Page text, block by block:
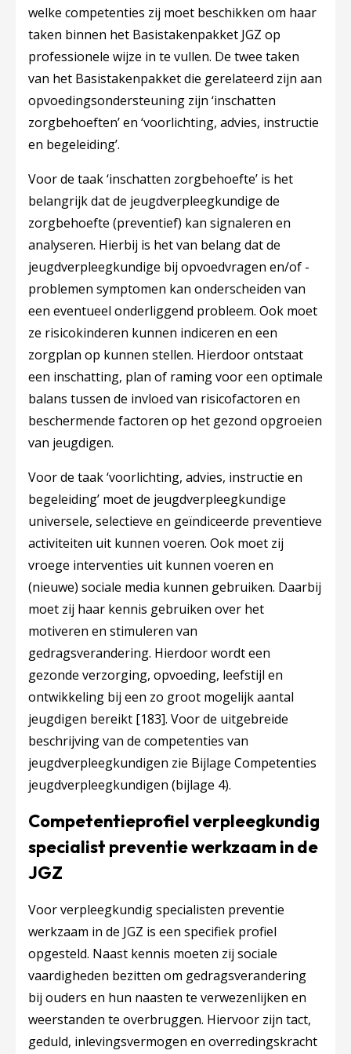
welke competenties zij moet beschikken om haar
taken binnen het Basistakenpakket JGZ op
professionele wijze in te vullen. De twee taken
van het Basistakenpakket die gerelateerd zijn aan
opvoedingsondersteuning zijn ‘inschatten
zorgbehoeften’ en ‘voorlichting, advies, instructie
en begeleiding’.
Voor de taak ‘inschatten zorgbehoefte’ is het
belangrijk dat de jeugdverpleegkundige de
zorgbehoefte (preventief) kan signaleren en
analyseren. Hierbij is het van belang dat de
jeugdverpleegkundige bij opvoedvragen en/of -
problemen symptomen kan onderscheiden van
een eventueel onderliggend probleem. Ook moet
ze risicokinderen kunnen indiceren en een
zorgplan op kunnen stellen. Hierdoor ontstaat
een inschatting, plan of raming voor een optimale
balans tussen de invloed van risicofactoren en
beschermende factoren op het gezond opgroeien
van jeugdigen.
Voor de taak ‘voorlichting, advies, instructie en
begeleiding’ moet de jeugdverpleegkundige
universele, selectieve en geïndiceerde preventieve
activiteiten uit kunnen voeren. Ook moet zij
vroege interventies uit kunnen voeren en
(nieuwe) sociale media kunnen gebruiken. Daarbij
moet zij haar kennis gebruiken over het
motiveren en stimuleren van
gedragsverandering. Hierdoor wordt een
gezonde verzorging, opvoeding, leefstijl en
ontwikkeling bij een zo groot mogelijk aantal
jeugdigen bereikt [183]. Voor de uitgebreide
beschrijving van de competenties van
jeugdverpleegkundigen zie Bijlage Competenties
jeugdverpleegkundigen (bijlage 4).
Competentieprofiel verpleegkundig
specialist preventie werkzaam in de
JGZ
Voor verpleegkundig specialisten preventie
werkzaam in de JGZ is een specifiek profiel
opgesteld. Naast kennis moeten zij sociale
vaardigheden bezitten om gedragsverandering
bij ouders en hun naasten te verwezenlijken en
weerstanden te overbruggen. Hiervoor zijn tact,
geduld, inlevingsvermogen en overredingskracht